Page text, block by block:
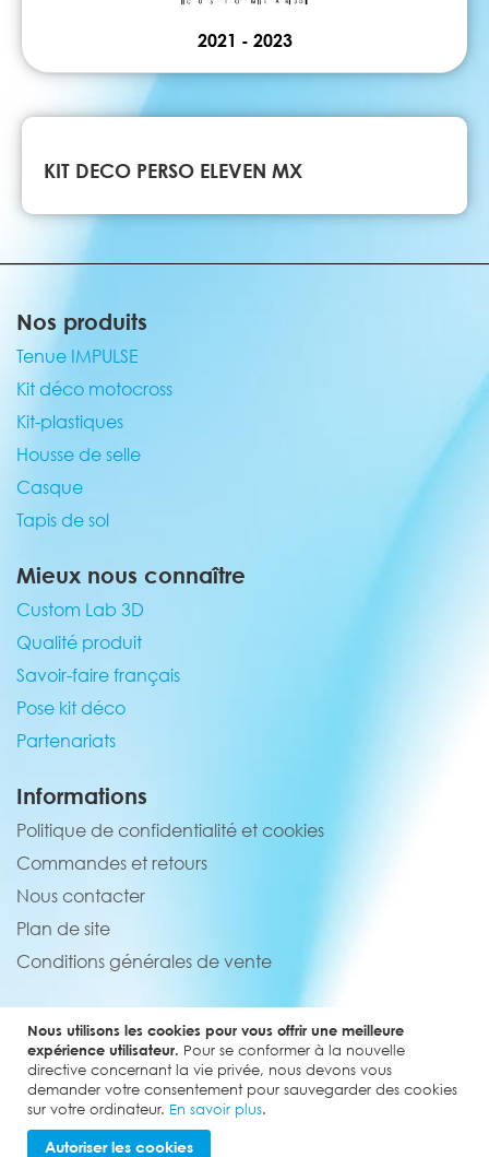
Nous utilisons les cookies pour vous offrir une meilleure
expérience utilisateur. Pour se conformer à la nouvelle
directive concernant la vie privée, nous devons vous
demander votre consentement pour sauvegarder des cookies
sur votre ordinateur. En savoir plus.
Autoriser les cookies
2021 - 2023
KIT DECO PERSO ELEVEN MX
Nos produits
Tenue IMPULSE
Kit déco motocross
Kit-plastiques
Housse de selle
Casque
Tapis de sol
Mieux nous connaître
Custom Lab 3D
Qualité produit
Savoir-faire français
Pose kit déco
Partenariats
Informations
Politique de confidentialité et cookies
Commandes et retours
Nous contacter
Plan de site
Conditions générales de vente
Service client
02 44 84 90 44
contact@elevenmx.com
5 rue de la garenne 28160 Yèvres